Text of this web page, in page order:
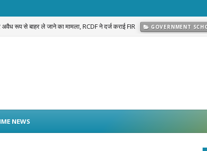
रूप से बाहर ले जाने का मामला, RCDF ने दर्ज कराई FIR
का खुलासा: नवलगढ़ की जोहड़ी में गाड़े गए करीब 2 करोड़ रुपये मूल्य के सोने के आभूषण
NEWS